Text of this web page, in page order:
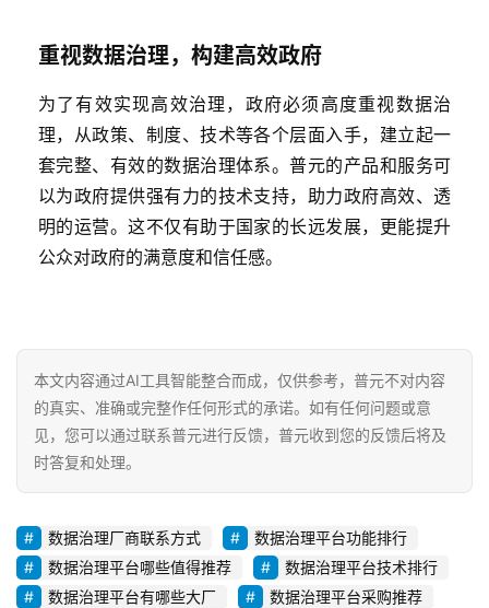
重视数据治理，构建高效政府
为了有效实现高效治理，政府必须高度重视数据治
理，从政策、制度、技术等各个层面入手，建立起一
套完整、有效的数据治理体系。普元的产品和服务可
以为政府提供强有力的技术支持，助力政府高效、透
明的运营。这不仅有助于国家的长远发展，更能提升
公众对政府的满意度和信任感。
本文内容通过AI工具智能整合而成，仅供参考，普元不对内容
的真实、准确或完整作任何形式的承诺。如有任何问题或意
见，您可以通过联系普元进行反馈，普元收到您的反馈后将及
时答复和处理。
数据治理厂商联系方式
数据治理平台功能排行
数据治理平台哪些值得推荐
数据治理平台技术排行
数据治理平台有哪些大厂
数据治理平台采购推荐